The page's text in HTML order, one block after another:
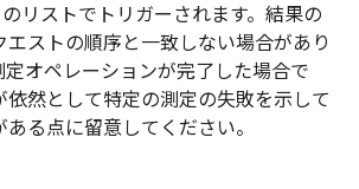
リストでトリガーされます。結果の
エストの順序と一致しない場合があり
定オペレーションが完了した場合で
依然として特定の測定の失敗を示して
る点に留意してください。